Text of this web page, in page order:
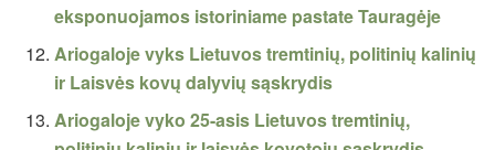
eksponuojamos istoriniame pastate Tauragėje
Ariogaloje vyks Lietuvos tremtinių, politinių kalinių
ir Laisvės kovų dalyvių sąskrydis
Ariogaloje vyko 25-asis Lietuvos tremtinių,